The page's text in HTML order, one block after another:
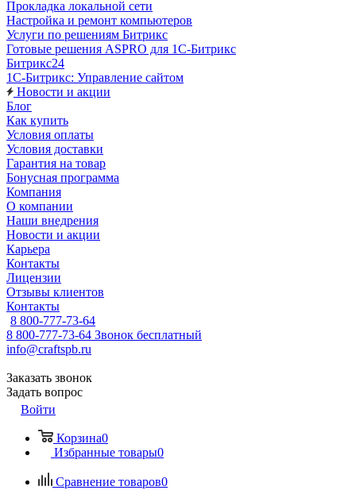
Прокладка локальной сети
Настройка и ремонт компьютеров
Услуги по решениям Битрикс
Готовые решения ASPRO для 1С-Битрикс
Битрикс24
1С-Битрикс: Управление сайтом
Новости и акции
Блог
Как купить
Условия оплаты
Условия доставки
Гарантия на товар
Бонусная программа
Компания
О компании
Наши внедрения
Новости и акции
Карьера
Контакты
Лицензии
Отзывы клиентов
Контакты
8 800-777-73-64
8 800-777-73-64 Звонок бесплатный
info@craftspb.ru
Заказать звонок
Задать вопрос
Войти
Корзина0
Избранные товары0
Сравнение товаров0